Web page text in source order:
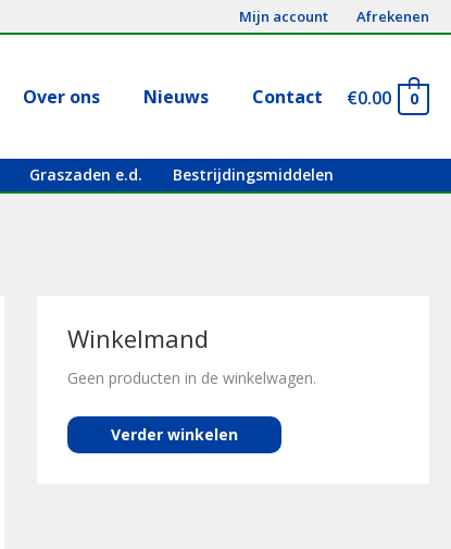
Mijn account Afrekenen
Over ons Nieuws Contact €0.00 0
Graszaden e.d. Bestrijdingsmiddelen
Winkelmand
Geen producten in de winkelwagen.
Verder winkelen